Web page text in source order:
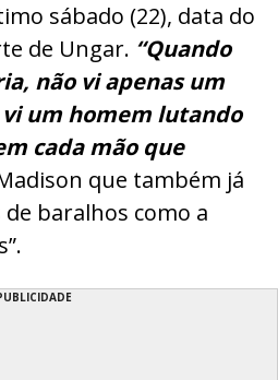
sábado (22), data do
de Ungar. “Quando
não vi apenas um
um homem lutando
cada mão que
que também já
baralhos como a